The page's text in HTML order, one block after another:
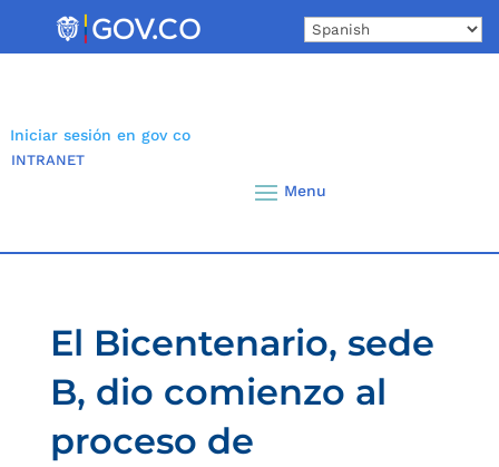
Iniciar sesión en gov co
INTRANET
El Bicentenario, sede
B, dio comienzo al
proceso de